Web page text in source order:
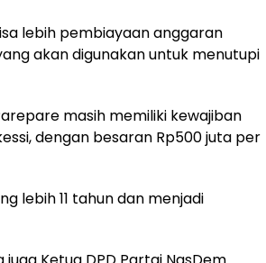
lebih pembiayaan anggaran
akan digunakan untuk menutupi
masih memiliki kewajiban
dengan besaran Rp500 juta per
lebih 11 tahun dan menjadi